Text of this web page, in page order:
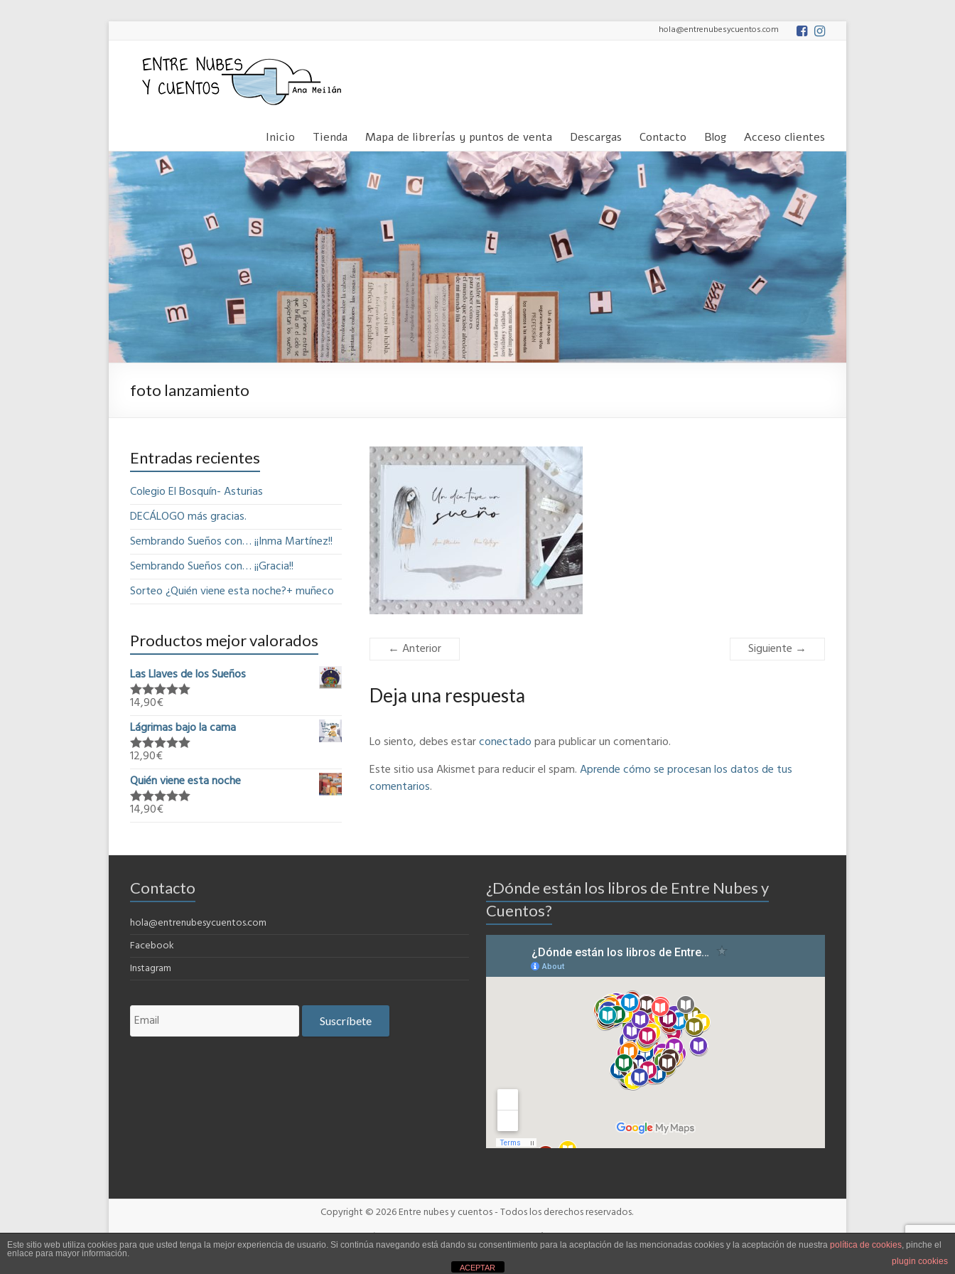
hola@entrenubesycuentos.com
Inicio Tienda Mapa de librerías y puntos de venta Descargas Contacto Blog Acceso clientes
foto lanzamiento
← Anterior Siguiente →
Deja una respuesta
Lo siento, debes estarconectadopara publicar un comentario.
Este sitio usa Akismet para reducir el spam.Aprende cómo se procesan los datos de tus
comentarios.
Entradas recientes
Colegio El Bosquín- Asturias
DECÁLOGO más gracias.
Sembrando Sueños con… ¡¡Inma Martínez!!
Sembrando Sueños con… ¡¡Gracia!!
Sorteo ¿Quién viene esta noche?+ muñeco
Productos mejor valorados
Las Llaves de los Sueños
Valorado en
14,90€
Lágrimas bajo la cama
Valorado en
12,90€
Quién viene esta noche
Valorado en
14,90€
Contacto
hola@entrenubesycuentos.com
Facebook
Instagram
¿Dónde están los libros de Entre Nubes y
Cuentos?
Copyright © 2026Entre nubes y cuentos- Todos los derechos reservados.
Términos y condiciones Aviso Legal Política de cookies
Este sitio web utiliza cookies para que usted tenga la mejor experiencia de usuario. Si continúa navegando está dando su consentimiento para la aceptación de las mencionadas cookies y la aceptación de nuestra política de cookies, pinche el
enlace para mayor información.
plugin cookies
ACEPTAR